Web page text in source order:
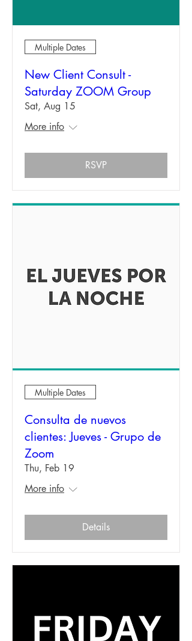
Multiple Dates
New Client Consult -
Saturday ZOOM Group
Sat, Aug 15
More info
RSVP
Multiple Dates
Consulta de nuevos
clientes: Jueves - Grupo de
Zoom
Thu, Feb 19
More info
Details